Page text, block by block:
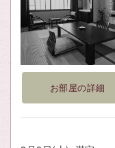
お部屋の詳細